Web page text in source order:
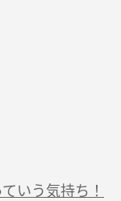
いう気持ち！